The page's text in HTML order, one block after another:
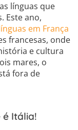
línguas que
Este ano,
em França
francesas, onde
e cultura
mares, o
fora de
é Itália!